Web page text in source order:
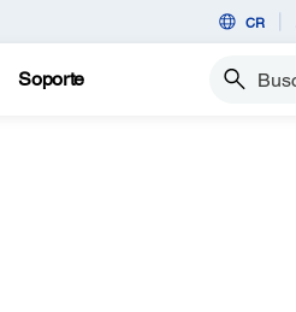
CR
Soporte Buscar